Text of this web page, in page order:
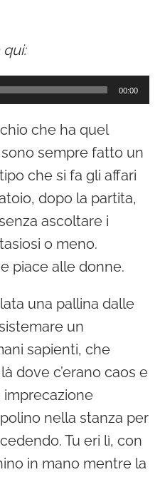
00:00
che ha quel
sempre fatto un
che si fa gli affari
dopo la partita,
ascoltare i
o meno.
piace alle donne.
una pallina dalle
un
sapienti, che
dove c’erano caos e
imprecazione
nella stanza per
Tu eri lì, con
in mano mentre la